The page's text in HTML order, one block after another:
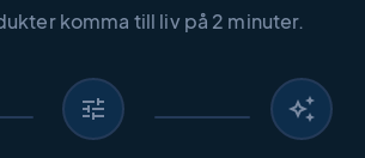
komma till liv på 2 minuter.
tune auto_awesome